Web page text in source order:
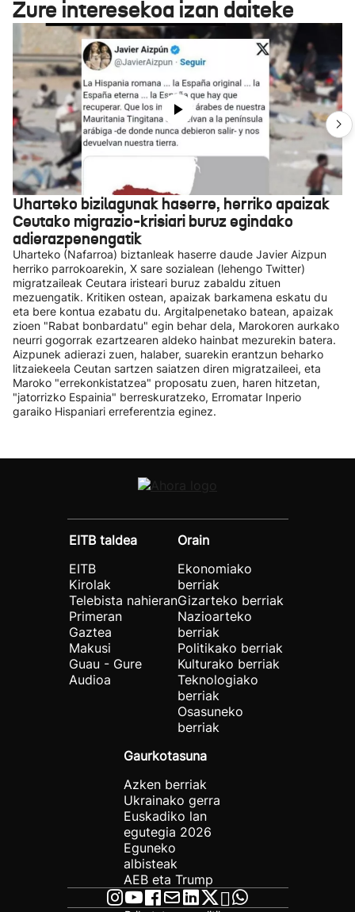
Zure interesekoa izan daiteke
Uharteko bizilagunak haserre, herriko apaizak
Ceutako migrazio-krisiari buruz egindako
adierazpenengatik
Uharteko (Nafarroa) biztanleak haserre daude Javier Aizpun
herriko parrokoarekin, X sare sozialean (lehengo Twitter)
migratzaileak Ceutara iristeari buruz zabaldu zituen
mezuengatik. Kritiken ostean, apaizak barkamena eskatu du
eta bere kontua ezabatu du. Argitalpenetako batean, apaizak
zioen "Rabat bonbardatu" egin behar dela, Marokoren aurkako
neurri gogorrak ezartzearen aldeko hainbat mezurekin batera.
Aizpunek adierazi zuen, halaber, suarekin erantzun beharko
litzaiekeela Ceutan sartzen saiatzen diren migratzaileei, eta
Maroko "errekonkistatzea" proposatu zuen, haren hitzetan,
"jatorrizko Espainia" berreskuratzeko, Erromatar Inperio
garaiko Hispaniari erreferentzia eginez.
EITB taldea
EITB
Kirolak
Telebista nahieran
Primeran
Gaztea
Makusi
Guau - Gure
Audioa
Orain
Ekonomiako
berriak
Gizarteko berriak
Nazioarteko
berriak
Politikako berriak
Kulturako berriak
Teknologiako
berriak
Osasuneko
berriak
Gaurkotasuna
Azken berriak
Ukrainako gerra
Euskadiko lan
egutegia 2026
Eguneko
albisteak
AEB eta Trump